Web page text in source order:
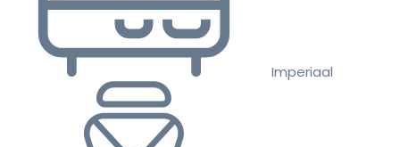
Imperiaal